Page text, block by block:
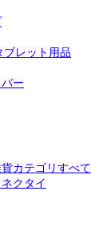
ブレット用品
ー
カテゴリすべて
クタイ